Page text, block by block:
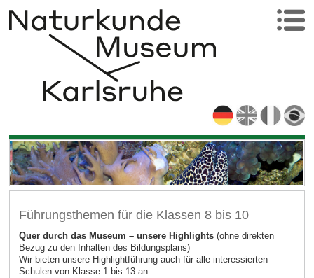
Führungsthemen für die Klassen 8 bis 10
Quer durch das Museum – unsere Highlights (ohne direkten
Bezug zu den Inhalten des Bildungsplans)
Wir bieten unsere Highlightführung auch für alle interessierten
Schulen von Klasse 1 bis 13 an.